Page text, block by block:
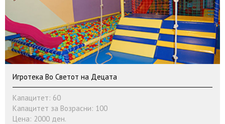
Игротека Во Светот на Децата
Капацитет: 60
Капацитет за Возрасни: 100
Цена: 2000 ден.